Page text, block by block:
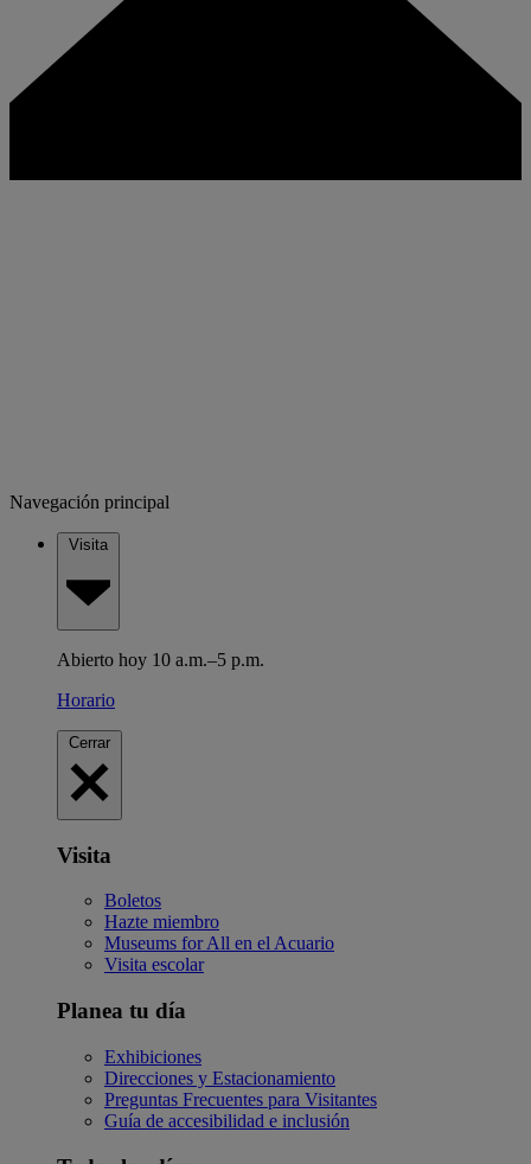
Navegación principal
Visita
Abierto hoy 10 a.m.–5 p.m.
Horario
Cerrar
Visita
Boletos
Hazte miembro
Museums for All en el Acuario
Visita escolar
Planea tu día
Exhibiciones
Direcciones y Estacionamiento
Preguntas Frecuentes para Visitantes
Guía de accesibilidad e inclusión